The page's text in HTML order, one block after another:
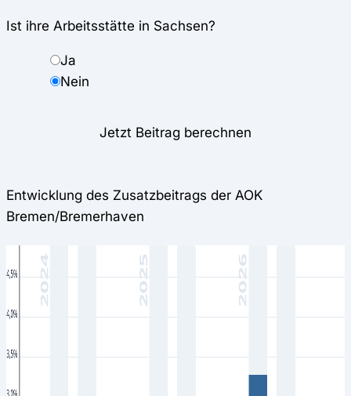
Ist ihre Arbeitsstätte in Sachsen?
Ja
Nein
Jetzt Beitrag berechnen
Entwicklung des Zusatzbeitrags der AOK
Bremen/Bremerhaven